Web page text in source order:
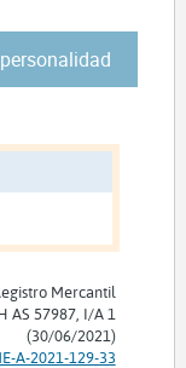
Mercantil
AS 57987, I/A 1
(30/06/2021)
A-2021-129-33